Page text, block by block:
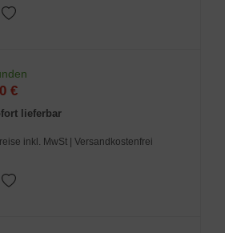
€
lieferbar
inkl. MwSt | Versandkostenfrei